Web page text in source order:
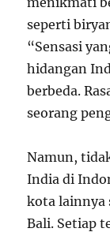
seperti
“Sensasi
hidangan
berbeda.
seorang
Namun,
India di
kota lainnya
Bali. Setiap